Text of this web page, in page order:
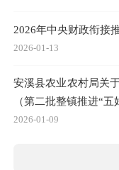
2026年中央财政衔接
2026-01-13
安溪县农业农村局关
（第二批整镇推进“
2026-01-09